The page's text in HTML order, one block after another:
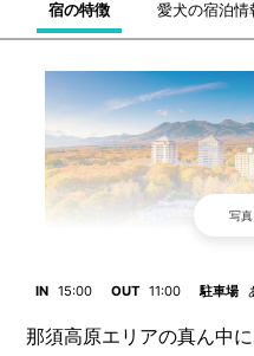
宿の特徴 愛犬の宿泊情
IN 15:00 OUT 11:00 駐車場
那須高原エリアの真ん中